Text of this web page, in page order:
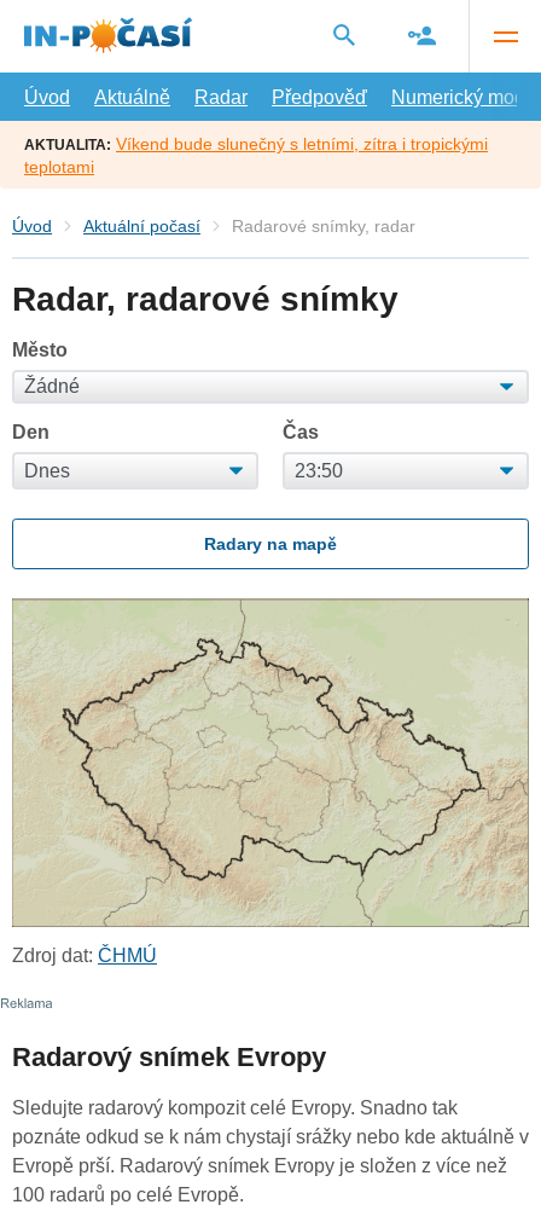
hlavní
Úvod
Aktuálně Radar Předpověď Numerický model
AKTUALITA: Víkend bude slunečný s letními, zítra i tropickými
teplotami
Úvod Aktuální počasí Radarové snímky, radar
Radar, radarové snímky
Město
Den Čas
Radary na mapě
Zdroj dat: ČHMÚ
Radarový snímek Evropy
Sledujte radarový kompozit celé Evropy. Snadno tak
poznáte odkud se k nám chystají srážky nebo kde aktuálně v
Evropě prší. Radarový snímek Evropy je složen z více než
100 radarů po celé Evropě.